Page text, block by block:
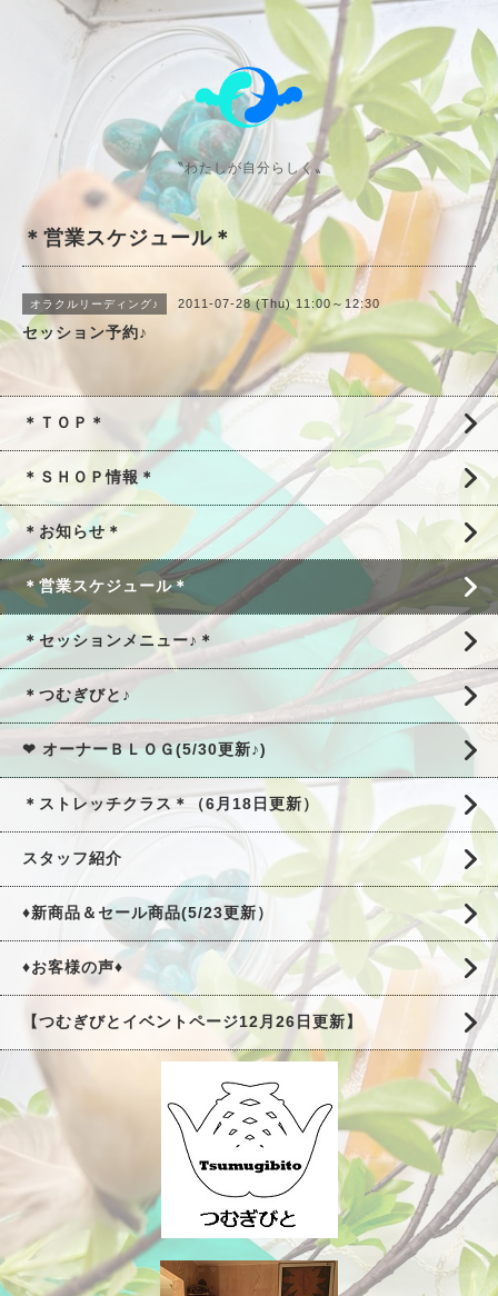
〝わたしが自分らしく〟
＊営業スケジュール＊
オラクルリーディング♪ 2011-07-28 (Thu) 11:00～12:30
セッション予約♪
＊ＴＯＰ＊
＊ＳＨＯＰ情報＊
＊お知らせ＊
＊営業スケジュール＊
＊セッションメニュー♪＊
＊つむぎびと♪
❤ オーナーＢＬＯＧ(5/30更新♪)
＊ストレッチクラス＊（6月18日更新）
スタッフ紹介
♦新商品＆セール商品(5/23更新）
♦お客様の声♦
【つむぎびとイベントページ12月26日更新】